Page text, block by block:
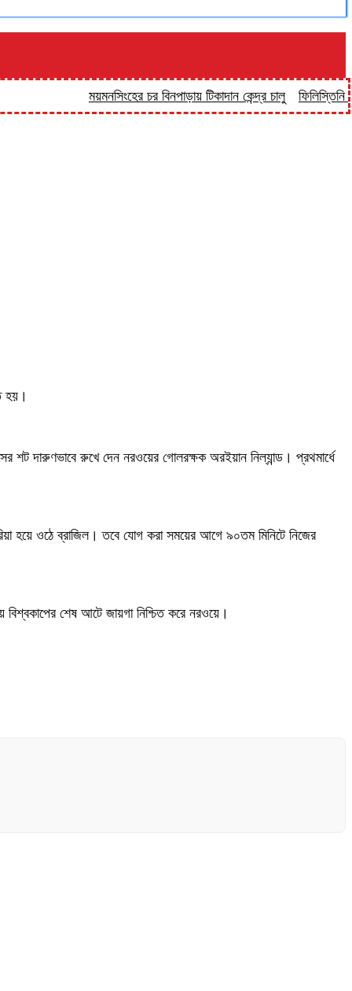
ময়মনসিংহের চর বিনপাড়ায় টিকাদান কেন্দ্র চালু ফিলিস্তিনি
হয়।
শট দারুণভাবে রুখে দেন নরওয়ের গোলরক্ষক অরইয়ান নিল্যান্ড। প্রথমার্ধে
হয়ে ওঠে ব্রাজিল। তবে যোগ করা সময়ের আগে ৯০তম মিনিটে নিজের
শেষ আটে জায়গা নিশ্চিত করে নরওয়ে।